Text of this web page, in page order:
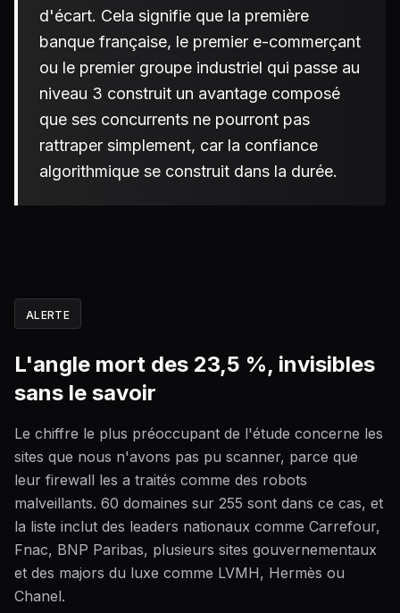
d'écart. Cela signifie que la première
banque française, le premier e-commerçant
ou le premier groupe industriel qui passe au
niveau 3 construit un avantage composé
que ses concurrents ne pourront pas
rattraper simplement, car la confiance
algorithmique se construit dans la durée.
ALERTE
L'angle mort des 23,5 %, invisibles
sans le savoir
Le chiffre le plus préoccupant de l'étude concerne les
sites que nous n'avons pas pu scanner, parce que
leur firewall les a traités comme des robots
malveillants. 60 domaines sur 255 sont dans ce cas, et
la liste inclut des leaders nationaux comme Carrefour,
Fnac, BNP Paribas, plusieurs sites gouvernementaux
et des majors du luxe comme LVMH, Hermès ou
Chanel.